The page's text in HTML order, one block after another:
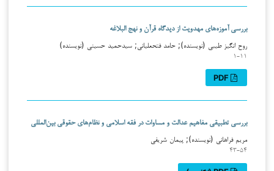
بررسی آموزه‌های مهدویت از دیدگاه قرآن و نهج البلاغه
روح انگیز طیبی (نویسنده); حامد فتحعلیانی; سیدحمید حسینی (نویسنده)
۱-۱۱
بررسی تطبیقی مفاهیم عدالت و مساوات در فقه اسلامی و نظام‌های حقوقی بین‌المللی
مریم فراهانی (نویسنده); پیمان شریفی
۴۳-۵۴